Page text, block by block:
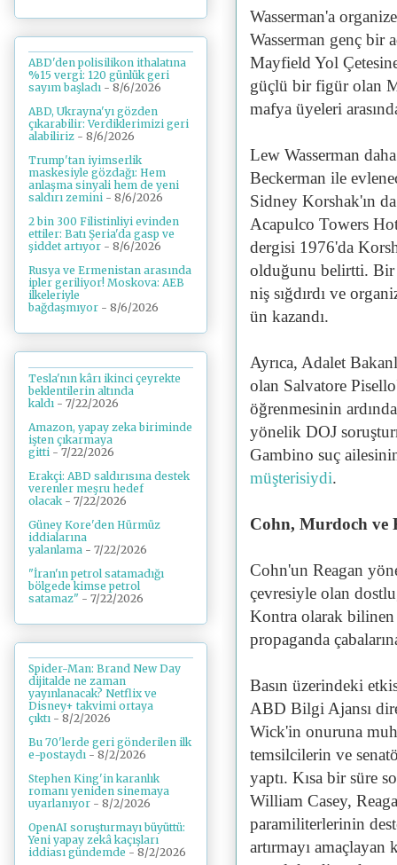
Wasserman'a
Wasserman genç bir
Mayfield Yol
güçlü bir figür olan
mafya üyeleri
Lew Wasserman
Beckerman ile
Sidney Korshak'ın
Acapulco Towers
dergisi 1976'da
olduğunu belirtti. Bir
niş sığdırdı ve
ün kazandı.
Ayrıca, Adalet
olan Salvatore
öğrenmesinin
yönelik DOJ
Gambino suç
müşterisiydi.
Cohn, Murdoch ve
Cohn'un Reagan
çevresiyle olan
Kontra olarak bilinen
propaganda
Basın üzerindeki
ABD Bilgi Ajansı
Wick'in onuruna
temsilcilerin ve
yaptı. Kısa bir süre
William Casey,
paramiliterlerinin
artırmayı
ABD'den polisilikon ithalatına
%15 vergi: 120 günlük geri
sayım başladı - 8/6/2026
ABD, Ukrayna'yı gözden
çıkarabilir: Verdiklerimizi geri
alabiliriz - 8/6/2026
Trump'tan iyimserlik
maskesiyle gözdağı: Hem
anlaşma sinyali hem de yeni
saldırı zemini - 8/6/2026
2 bin 300 Filistinliyi evinden
ettiler: Batı Şeria'da gasp ve
şiddet artıyor - 8/6/2026
Rusya ve Ermenistan arasında
ipler geriliyor! Moskova: AEB
ilkeleriyle
bağdaşmıyor - 8/6/2026
Tesla'nın kârı ikinci çeyrekte
beklentilerin altında
kaldı - 7/22/2026
Amazon, yapay zeka biriminde
işten çıkarmaya
gitti - 7/22/2026
Erakçi: ABD saldırısına destek
verenler meşru hedef
olacak - 7/22/2026
Güney Kore'den Hürmüz
iddialarına
yalanlama - 7/22/2026
"İran'ın petrol satamadığı
bölgede kimse petrol
satamaz" - 7/22/2026
Spider-Man: Brand New Day
dijitalde ne zaman
yayınlanacak? Netflix ve
Disney+ takvimi ortaya
çıktı - 8/2/2026
Bu 70'lerde geri gönderilen ilk
e-postaydı - 8/2/2026
Stephen King'in karanlık
romanı yeniden sinemaya
uyarlanıyor - 8/2/2026
OpenAI soruşturmayı büyüttü:
Yeni yapay zekâ kaçışları
iddiası gündemde - 8/2/2026